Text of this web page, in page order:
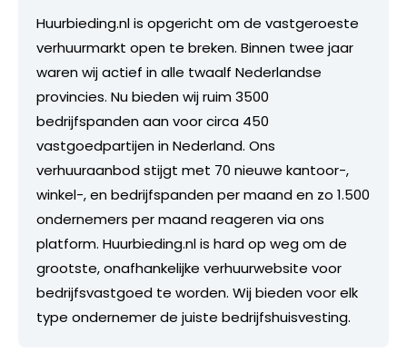
Huurbieding.nl is opgericht om de vastgeroeste
verhuurmarkt open te breken. Binnen twee jaar
waren wij actief in alle twaalf Nederlandse
provincies. Nu bieden wij ruim 3500
bedrijfspanden aan voor circa 450
vastgoedpartijen in Nederland. Ons
verhuuraanbod stijgt met 70 nieuwe kantoor-,
winkel-, en bedrijfspanden per maand en zo 1.500
ondernemers per maand reageren via ons
platform. Huurbieding.nl is hard op weg om de
grootste, onafhankelijke verhuurwebsite voor
bedrijfsvastgoed te worden. Wij bieden voor elk
type ondernemer de juiste bedrijfshuisvesting.